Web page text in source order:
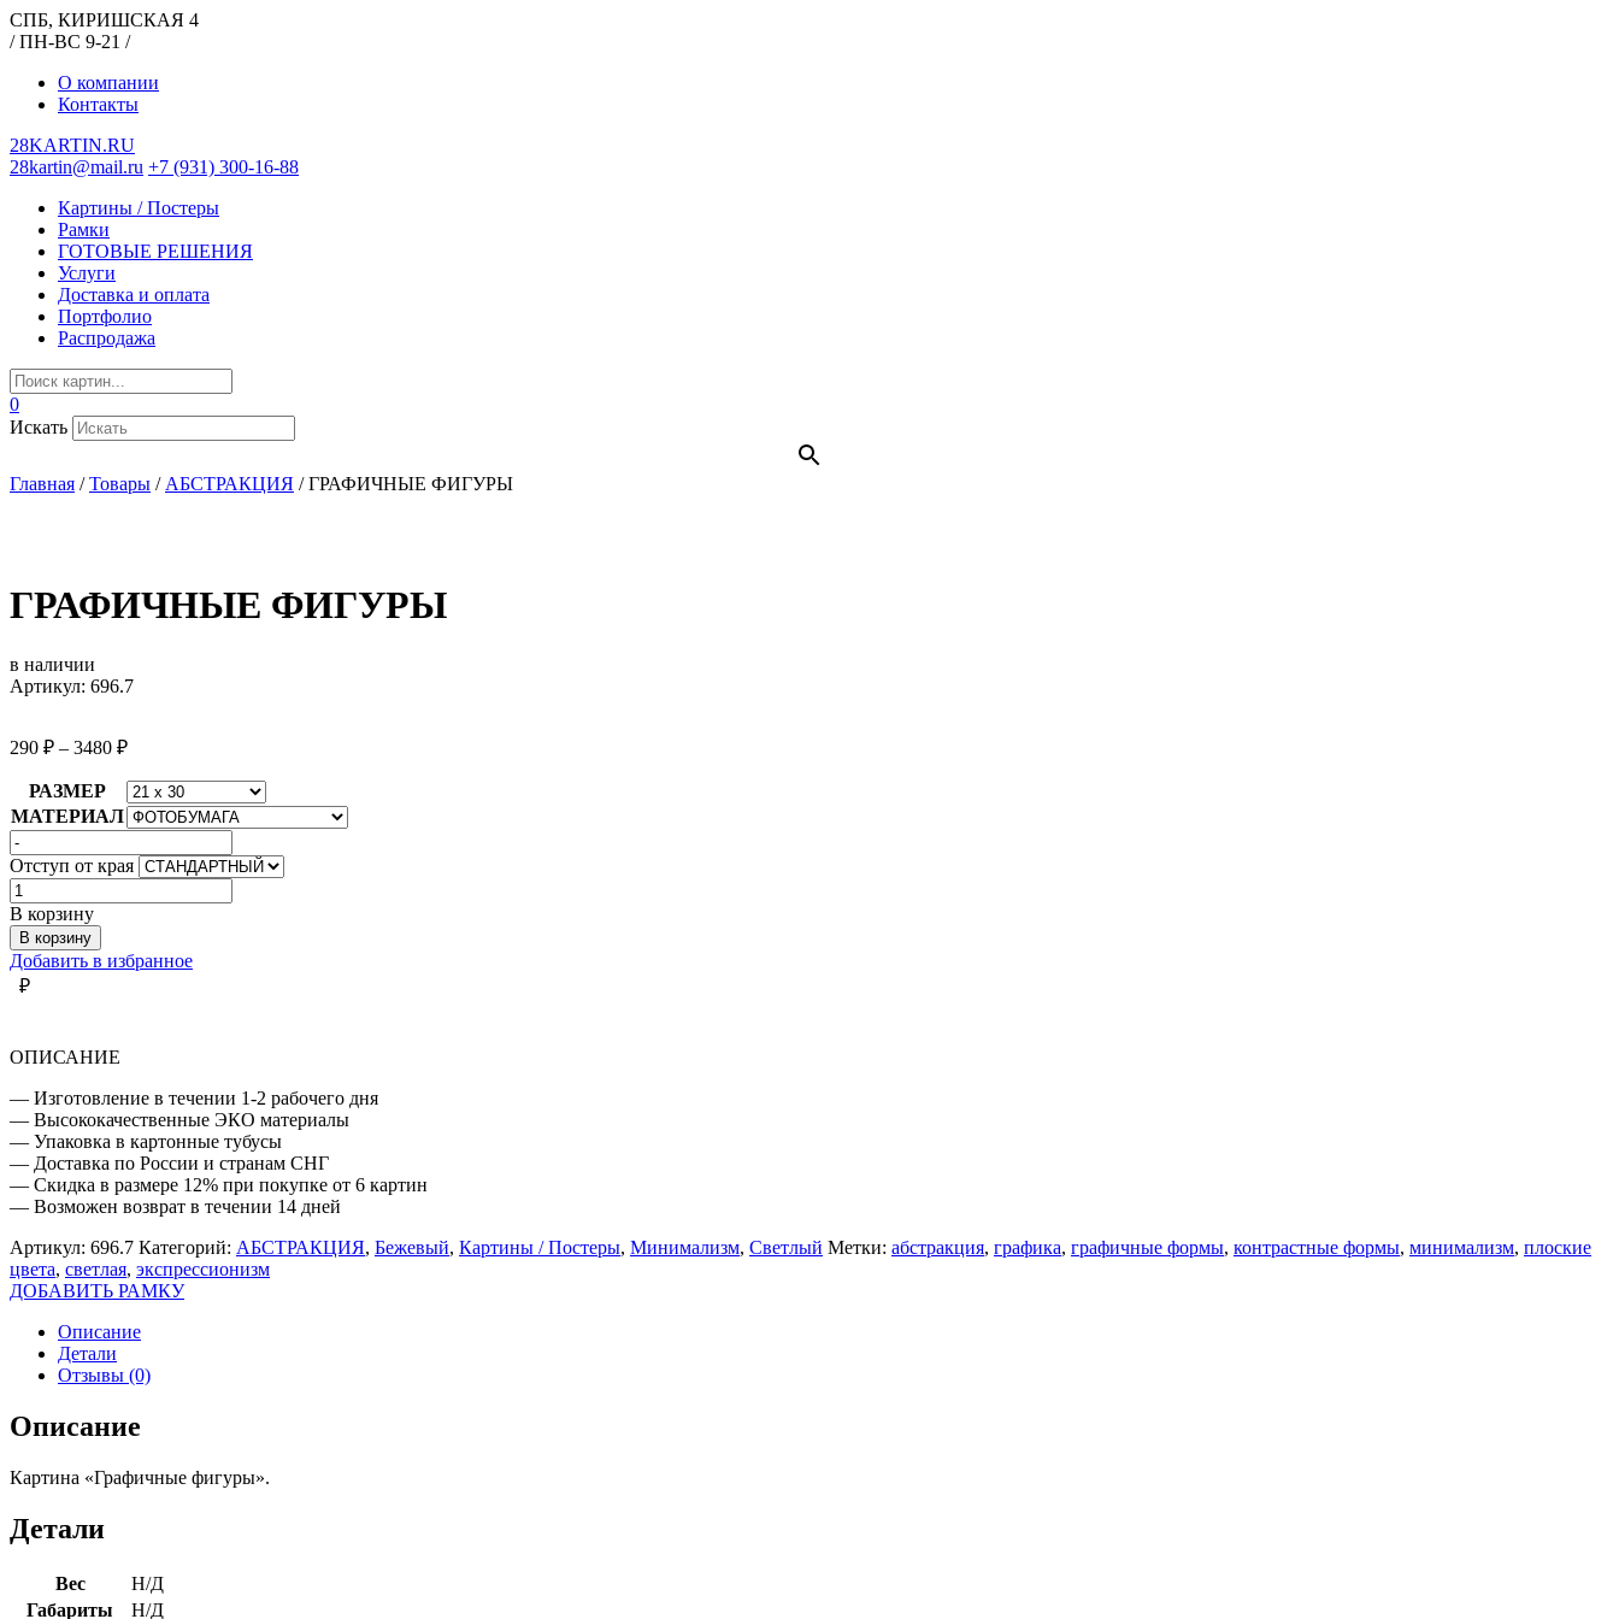
СПБ, КИРИШСКАЯ 4
/ ПН-ВС 9-21 /
О компании
Контакты
28KARTIN.RU
28kartin@mail.ru +7 (931) 300-16-88
Картины / Постеры
Рамки
ГОТОВЫЕ РЕШЕНИЯ
Услуги
Доставка и оплата
Портфолио
Распродажа
0
Искать
Главная /Товары / АБСТРАКЦИЯ /ГРАФИЧНЫЕ ФИГУРЫ
ГРАФИЧНЫЕ ФИГУРЫ
в наличии
Артикул: 696.7
290 ₽ – 3480 ₽
РАЗМЕР
МАТЕРИАЛ
Отступ от края
Количество
товара
ГРАФИЧНЫЕ
ФИГУРЫ
В корзину
В корзину
Добавить в избранное
₽
ОПИСАНИЕ
— Изготовление в течении 1-2 рабочего дня
— Высококачественные ЭКО материалы
— Упаковка в картонные тубусы
— Доставка по России и странам СНГ
— Скидка в размере 12% при покупке от 6 картин
— Возможен возврат в течении 14 дней
Артикул: 696.7 Категорий: АБСТРАКЦИЯ, Бежевый, Картины / Постеры, Минимализм, Светлый Метки: абстракция, графика, графичные формы, контрастные формы, минимализм, плоские
цвета, светлая, экспрессионизм
ДОБАВИТЬ РАМКУ
Описание
Детали
Отзывы (0)
Описание
Картина «Графичные фигуры».
Детали
Вес
Н/Д
Габариты
Н/Д